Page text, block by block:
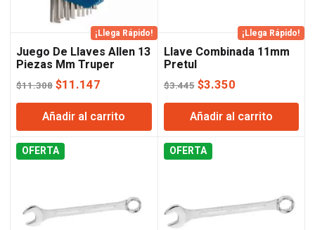
¡Llega Rápido!
Juego De Llaves Allen 13
Piezas Mm Truper
$11.308 El
precio
original
era:
$11.308.
$11.147
precio
actual
es:
Añadir al carrito
¡Llega Rápido!
Llave Combinada 11mm
Pretul
$3.445 El
precio
original
era:
$3.445.
$3.350El
precio
actual
es:
Añadir al carrito
OFERTA OFERTA